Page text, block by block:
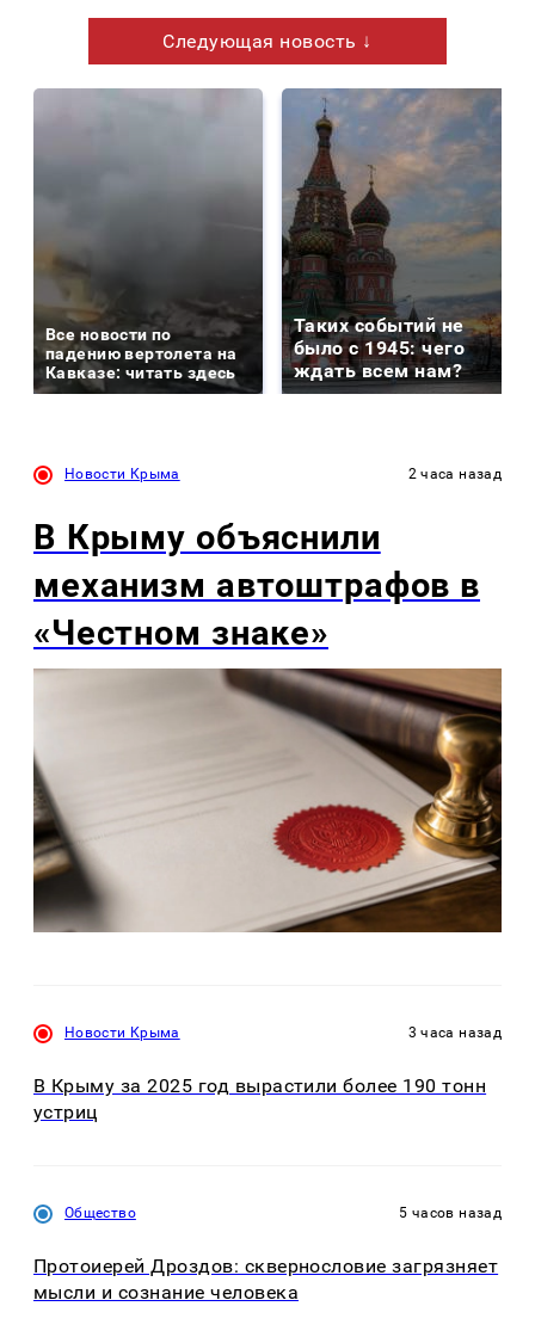
Следующая новость ↓
Все новости по
падению вертолета на
Кавказе: читать здесь
Таких событий не
было с 1945: чего
ждать всем нам?
Новости Крыма 2 часа назад
В Крыму объяснили
механизм автоштрафов в
«Честном знаке»
Новости Крыма 3 часа назад
В Крыму за 2025 год вырастили более 190 тонн
устриц
Общество 5 часов назад
Протоиерей Дроздов: сквернословие загрязняет
мысли и сознание человека